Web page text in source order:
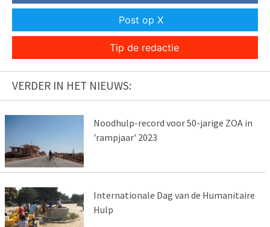
Post op X
Tip de redactie
VERDER IN HET NIEUWS:
Noodhulp-record voor 50-jarige ZOA in
'rampjaar' 2023
Internationale Dag van de Humanitaire
Hulp